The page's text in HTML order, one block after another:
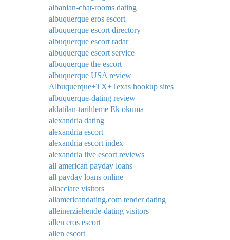
albanian-chat-rooms dating
albuquerque eros escort
albuquerque escort directory
albuquerque escort radar
albuquerque escort service
albuquerque the escort
albuquerque USA review
Albuquerque+TX+Texas hookup sites
albuquerque-dating review
aldatilan-tarihleme Ek okuma
alexandria dating
alexandria escort
alexandria escort index
alexandria live escort reviews
all american payday loans
all payday loans online
allacciare visitors
allamericandating.com tender dating
alleinerziehende-dating visitors
allen eros escort
allen escort